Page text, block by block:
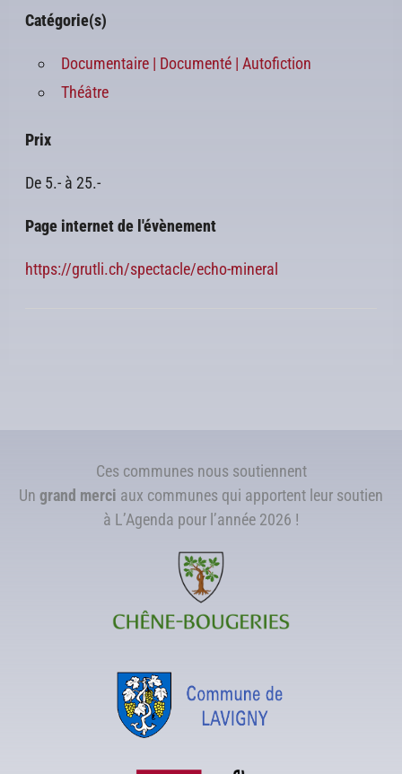
Catégorie(s)
Documentaire | Documenté | Autofiction
Théâtre
Prix
De 5.- à 25.-
Page internet de l'évènement
https://grutli.ch/spectacle/echo-mineral
Ces communes nous soutiennent
Un grand merci aux communes qui apportent leur soutien
à L’Agenda pour l’année 2026 !